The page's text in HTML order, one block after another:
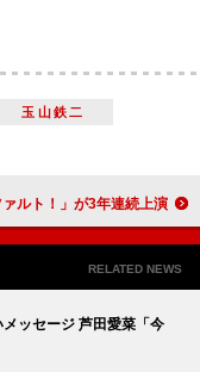
玉山鉄二
がWキャストで主演 ミュージカル「モーツァルト！」が3年連続上演
RELATED NEWS
ッセージ 芦田愛菜「今